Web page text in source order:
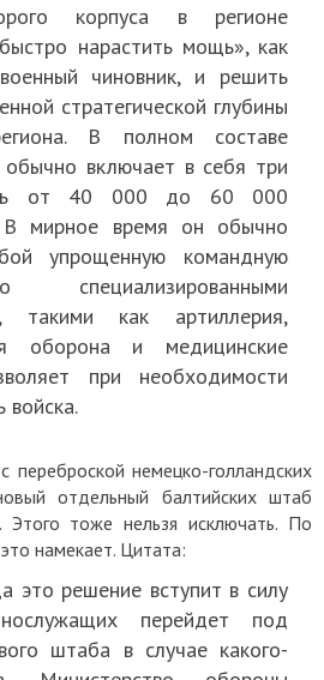
корпуса в регионе
нарастить мощь», как
чиновник, и решить
стратегической глубины
В полном составе
обычно включает в себя три
от 40 000 до 60 000
В мирное время он обычно
упрощенную командную
такими как артиллерия,
оборона и медицинские
при необходимости
войска.
переброской немецко-голландских
отдельный балтийских штаб
Этого тоже нельзя исключать. По
намекает. Цитата:
это решение вступит в силу
перейдет под
штаба в случае какого-